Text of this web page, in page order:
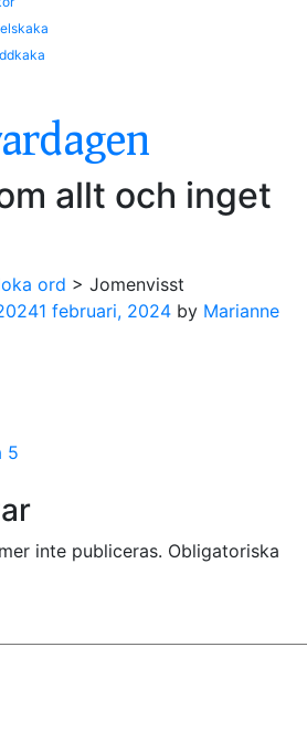
allt och inget
ord > Jomenvisst
1 februari, 2024 by Marianne
5
inte publiceras. Obligatoriska